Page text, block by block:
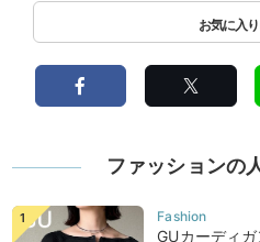
ファッションの
GUカーディ